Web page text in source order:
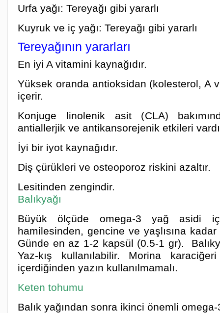
Urfa yağı: Tereyağı gibi yararlı
Kuyruk ve iç yağı: Tereyağı gibi yararlı
Tereyağının yararları
En iyi A vitamini kaynağıdır.
Yüksek oranda antioksidan (kolesterol, A
içerir.
Konjuge linolenik asit (CLA)
antiallerjik ve antikansorejenik etkileri
İyi bir iyot kaynağıdır.
Diş çürükleri ve osteoporoz riskini azaltır.
Lesitinden zengindir.
Balıkyağı
Büyük ölçüde omega-3 yağ asidi
hamilesinden, gencine ve yaşlısına
Günde en az 1-2 kapsül (0.5-1 gr).
Yaz-kış kullanılabilir. Morina
içerdiğinden yazın kullanılmamalı.
Keten tohumu
Balık yağından sonra ikinci önemli omega-